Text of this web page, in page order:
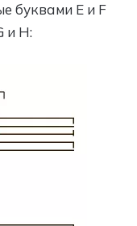
буквами Е и F
и H: